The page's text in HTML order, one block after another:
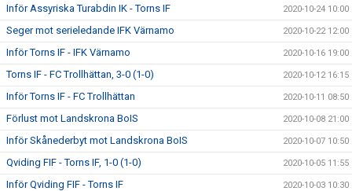
Inför Assyriska Turabdin IK - Torns IF 2020-10-24 10:00
Seger mot serieledande IFK Värnamo 2020-10-22 12:00
Inför Torns IF - IFK Värnamo 2020-10-16 19:00
Torns IF - FC Trollhättan, 3-0 (1-0) 2020-10-12 16:15
Inför Torns IF - FC Trollhättan 2020-10-11 08:50
Förlust mot Landskrona BoIS 2020-10-08 21:00
Inför Skånederbyt mot Landskrona BoIS 2020-10-07 10:50
Qviding FIF - Torns IF, 1-0 (1-0) 2020-10-05 11:55
Inför Qviding FIF - Torns IF 2020-10-03 10:30